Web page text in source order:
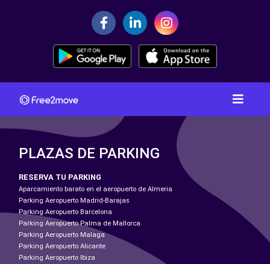
PLAZAS DE PARKING
RESERVA TU PARKING
Aparcamiento barato en el aeropuerto de Almeria
Parking Aeropuerto Madrid-Barajas
Parking Aeropuerto Barcelona
Parking Aeropuerto Palma de Mallorca
Parking Aeropuerto Malaga
Parking Aeropuerto Alicante
Parking Aeropuerto Ibiza